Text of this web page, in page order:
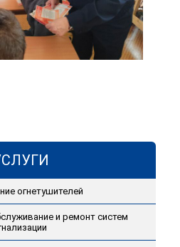
огнетушителей
и ремонт систем